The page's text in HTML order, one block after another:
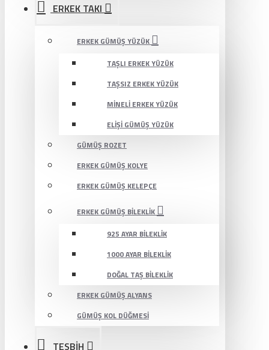
ERKEK TAKI
ERKEK GÜMÜŞ YÜZÜK
TAŞLI ERKEK YÜZÜK
TAŞSIZ ERKEK YÜZÜK
MINELI ERKEK YÜZÜK
ELIŞI GÜMÜŞ YÜZÜK
GÜMÜŞ ROZET
ERKEK GÜMÜŞ KOLYE
ERKEK GÜMÜŞ KELEPÇE
ERKEK GÜMÜŞ BILEKLIK
925 AYAR BILEKLIK
1000 AYAR BILEKLIK
DOĞAL TAŞ BILEKLIK
ERKEK GÜMÜŞ ALYANS
GÜMÜŞ KOL DÜĞMESI
TESBİH